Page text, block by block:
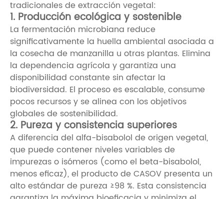
tradicionales de extracción vegetal:
1. Producción ecológica y sostenible
La fermentación microbiana reduce
significativamente la huella ambiental asociada a
la cosecha de manzanilla u otras plantas. Elimina
la dependencia agrícola y garantiza una
disponibilidad constante sin afectar la
biodiversidad. El proceso es escalable, consume
pocos recursos y se alinea con los objetivos
globales de sostenibilidad.
2. Pureza y consistencia superiores
A diferencia del alfa-bisabolol de origen vegetal,
que puede contener niveles variables de
impurezas o isómeros (como el beta-bisabolol,
menos eficaz), el producto de CASOV presenta un
alto estándar de pureza ≥98 %. Esta consistencia